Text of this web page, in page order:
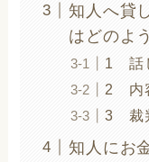
知人へ貸
はどのよ
1 話
2 内
3 裁
知人にお